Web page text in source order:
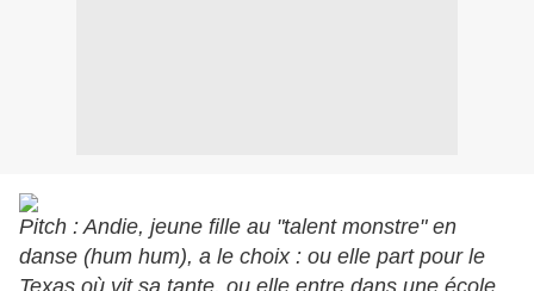
Pitch : Andie, jeune fille au "talent monstre" en
danse (hum hum), a le choix : ou elle part pour le